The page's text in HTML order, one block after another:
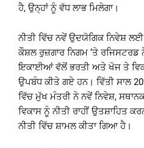
ਹੈ, ਉਨ੍ਹਾਂ ਨੂੰ ਵੱਧ ਲਾਭ ਮਿਲੇਗਾ।
ਨੀਤੀ ਵਿੱਚ ਨਵੇਂ ਉਦਯੋਗਿਕ ਨਿਵੇਸ਼
ਕੌਸ਼ਲ ਰੁਜ਼ਗਾਰ ਨਿਗਮ ‘ਤੇ ਰਜਿਸਟਰਡ
ਇਕਾਈਆਂ ਵੱਲੋਂ ਭਰਤੀ ਅਤੇ ਖੋਜ ਤੇ
ਉਪਬੰਧ ਕੀਤੇ ਗਏ ਹਨ। ਵਿੱਤੀ ਸਾਲ
ਵਿੱਚ ਮੁੱਖ ਮੰਤਰੀ ਨੇ ਨਵੇਂ ਨਿਵੇਸ਼,
ਵਿਕਾਸ ਨੂੰ ਨੀਤੀ ਰਾਹੀਂ ਉਤਸ਼ਾਹਿਤ
ਨੀਤੀ ਵਿੱਚ ਸ਼ਾਮਲ ਕੀਤਾ ਗਿਆ ਹੈ।